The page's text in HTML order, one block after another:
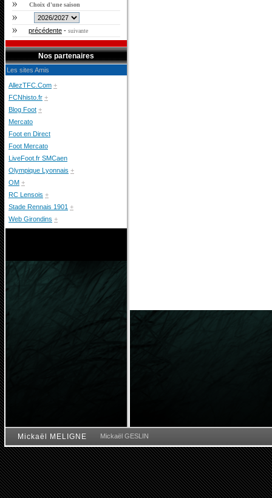
Choix d'une saison
précédente - suivante
Nos partenaires
Les sites Amis
AllezTFC.Com +
FCNhisto.fr +
Blog Foot +
Mercato
Foot en Direct
Foot Mercato
LiveFoot.fr SMCaen
Olympique Lyonnais +
OM +
RC Lensois +
Stade Rennais 1901 +
Web Girondins +
Mickaël MELIGNE Mickaël GESLIN